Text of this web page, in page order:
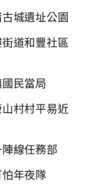
城遺址公園
道和豐社區
民當局
村村平易近
線任務部
年夜隊